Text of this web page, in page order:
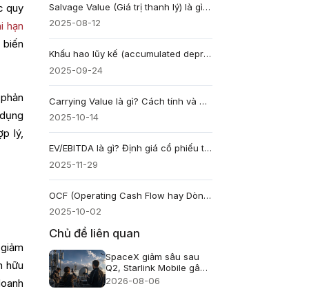
quy
hạn
biến
lý,
hữu
Salvage Value (Giá trị thanh lý) là gì và Công thức tính
2025-08-12
Khấu hao lũy kế (accumulated depreciation) là gì và cách tính khấu hao tài sản cố định
2025-09-24
Carrying Value là gì? Cách tính và Ý nghĩa Giá trị Sổ sách
2025-10-14
EV/EBITDA là gì? Định giá cổ phiếu toàn diện cho nhà đầu tư
2025-11-29
OCF (Operating Cash Flow hay Dòng tiền hoạt động) là gì?
2025-10-02
Chủ đề liên quan
SpaceX giảm sâu sau
Q2, Starlink Mobile gây
áp lực lên viễn thông Mỹ
2026-08-06